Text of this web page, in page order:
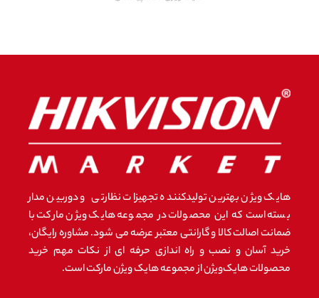
هایک ویژن بهترین تولیدکننده تجهیزات نظارتی و دوربین مدار
بسته است که این محصولات در مجموعه هایک ویژن مارکت با
ضمانت اصالت کالا و گارانتی معتبر عرضه می شود. مشاوره رایگان،
خرید آسان و نصب و راه اندازی حرفه ای از نکات مهم خرید
محصولات هایک‌ویژن از مجموعه هایک ویژن مارکت است.